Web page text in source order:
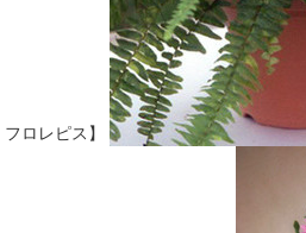
フロレピス】